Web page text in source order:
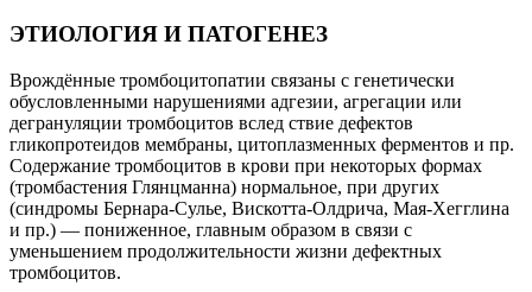
ЭТИОЛОГИЯ И ПАТОГЕНЕЗ
Врождённые тромбоцитопатии связаны с генетически
обусловленными нарушениями адгезии, агрегации или
дегрануляции тромбоцитов вслед ствие дефектов
гликопротеидов мембраны, цитоплазменных ферментов и пр.
Содержание тромбоцитов в крови при некоторых формах
(тромбастения Глянцманна) нормальное, при других
(синдромы Бернара-Сулье, Вискотта-Олдрича, Мая-Хегглина
и пр.) — пониженное, главным образом в связи с
уменьшением продолжительности жизни дефектных
тромбоцитов.